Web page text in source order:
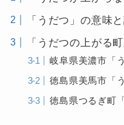
「うだつ」の意味
「うだつの上がる
岐阜県美濃市「
徳島県美馬市「
徳島県つるぎ町